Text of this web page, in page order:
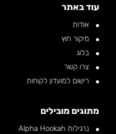
עוד באתר
אודות
מיקור חוץ
בלוג
צרו קשר
רישום למועדון לקוחות
מתוגים מובילים
נרגילות Alpha Hookah